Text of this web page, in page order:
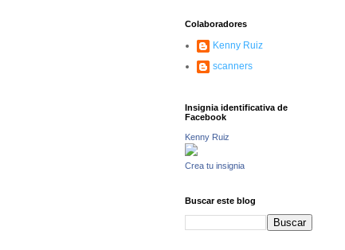
Colaboradores
Kenny Ruiz
scanners
Insignia identificativa de
Facebook
Kenny Ruiz
Crea tu insignia
Buscar este blog